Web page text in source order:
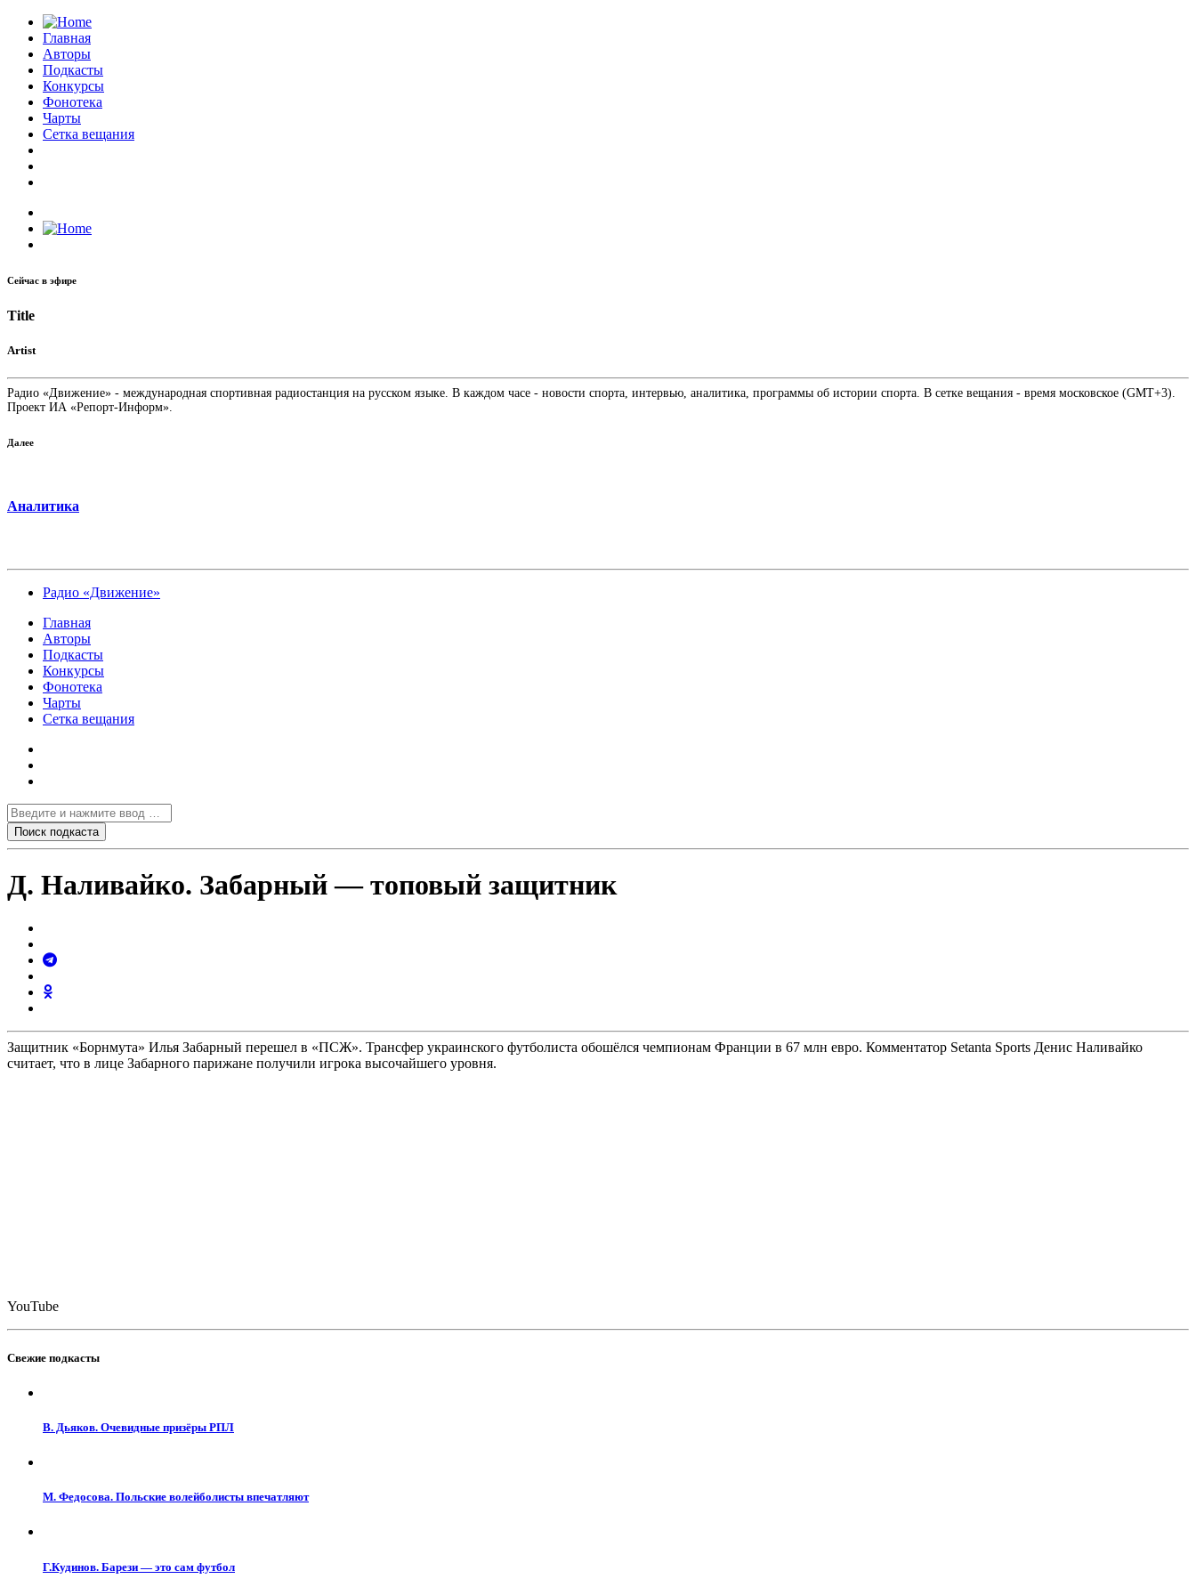
Главная
Авторы
Подкасты
Конкурсы
Фонотека
Чарты
Сетка вещания
Сейчас в эфире
Title
Artist
Радио «Движение» - международная спортивная радиостанция на русском языке. В каждом часе - новости спорта, интервью, аналитика, программы об истории спорта. В сетке вещания - время московское (GMT+3).
Проект ИА «Репорт-Информ».
Далее
Аналитика
Радио «Движение»
Главная
Авторы
Подкасты
Конкурсы
Фонотека
Чарты
Сетка вещания
Д. Наливайко. Забарный — топовый защитник
Защитник «Борнмута» Илья Забарный перешел в «ПСЖ». Трансфер украинского футболиста обошёлся чемпионам Франции в 67 млн евро. Комментатор Setanta Sports Денис Наливайко
считает, что в лице Забарного парижане получили игрока высочайшего уровня.
YouTube
Свежие подкасты
В. Дьяков. Очевидные призёры РПЛ
М. Федосова. Польские волейболисты впечатляют
Г.Кудинов. Барези — это сам футбол